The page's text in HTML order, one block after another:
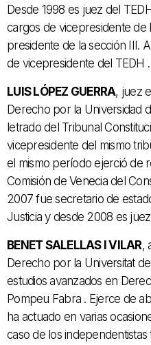
Desde 1998 es juez del
cargos de vicepresidente de
presidente de la sección III.
de vicepresidente del TEDH .
LUIS LÓPEZ GUERRA, juez
Derecho por la Universidad
letrado del Tribunal
vicepresidente del mismo
el mismo período ejerció de
Comisión de Venecia del
2007 fue secretario de
Justicia y desde 2008 es
BENET SALELLAS I VILAR,
Derecho por la Universitat
estudios avanzados en
Pompeu Fabra . Ejerce de
ha actuado en varias
caso de los